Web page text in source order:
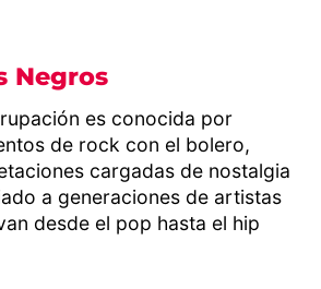
Negros
es conocida por
de rock con el bolero,
cargadas de nostalgia
a generaciones de artistas
desde el pop hasta el hip